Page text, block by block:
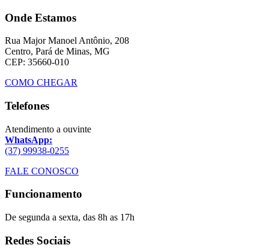
Onde Estamos
Rua Major Manoel Antônio, 208
Centro, Pará de Minas, MG
CEP: 35660-010
COMO CHEGAR
Telefones
Atendimento a ouvinte
WhatsApp:
(37) 99938-0255
FALE CONOSCO
Funcionamento
De segunda a sexta, das 8h as 17h
Redes Sociais